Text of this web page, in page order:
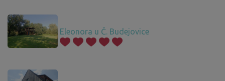
Eleonora u Č. Budejovice